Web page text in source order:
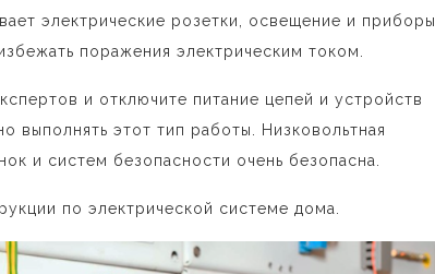
электрические розетки, освещение и приборы,
поражения электрическим током.
и отключите питание цепей и устройств
этот тип работы. Низковольтная
и систем безопасности очень безопасна.
по электрической системе дома.